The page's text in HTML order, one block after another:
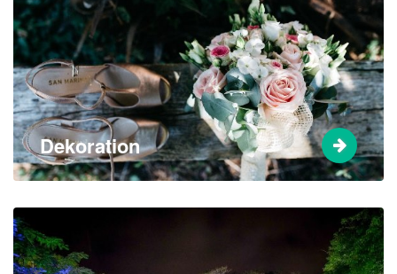
Dekoration